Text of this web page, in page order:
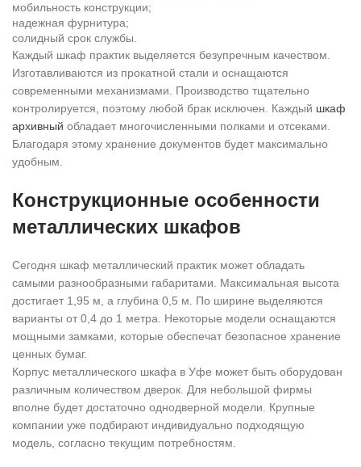
мобильность конструкции;
надежная фурнитура;
солидный срок службы.
Каждый шкаф практик выделяется безупречным качеством.
Изготавливаются из прокатной стали и оснащаются
современными механизмами. Производство тщательно
контролируется, поэтому любой брак исключен. Каждый шкаф
архивный обладает многочисленными полками и отсеками.
Благодаря этому хранение документов будет максимально
удобным.
Конструкционные особенности
металлических шкафов
Сегодня шкаф металлический практик может обладать
самыми разнообразными габаритами. Максимальная высота
достигает 1,95 м, а глубина 0,5 м. По ширине выделяются
варианты от 0,4 до 1 метра. Некоторые модели оснащаются
мощными замками, которые обеспечат безопасное хранение
ценных бумаг.
Корпус металлического шкафа в Уфе может быть оборудован
различным количеством дверок. Для небольшой фирмы
вполне будет достаточно однодверной модели. Крупные
компании уже подбирают индивидуально подходящую
модель, согласно текущим потребностям.